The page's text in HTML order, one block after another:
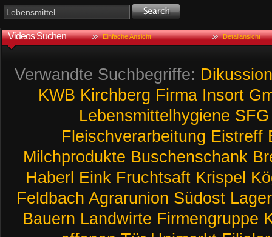
Videos Suchen Einfache Ansicht Detailansicht
Verwandte Suchbegriffe: Dikussion
KWB Kirchberg Firma Insort
Lebensmittelhygiene SFG
Fleischverarbeitung Eistreff
Milchprodukte Buschenschank
Haberl Eink Fruchtsaft Krispel
Feldbach Agrarunion Südost
Bauern Landwirte Firmengruppe